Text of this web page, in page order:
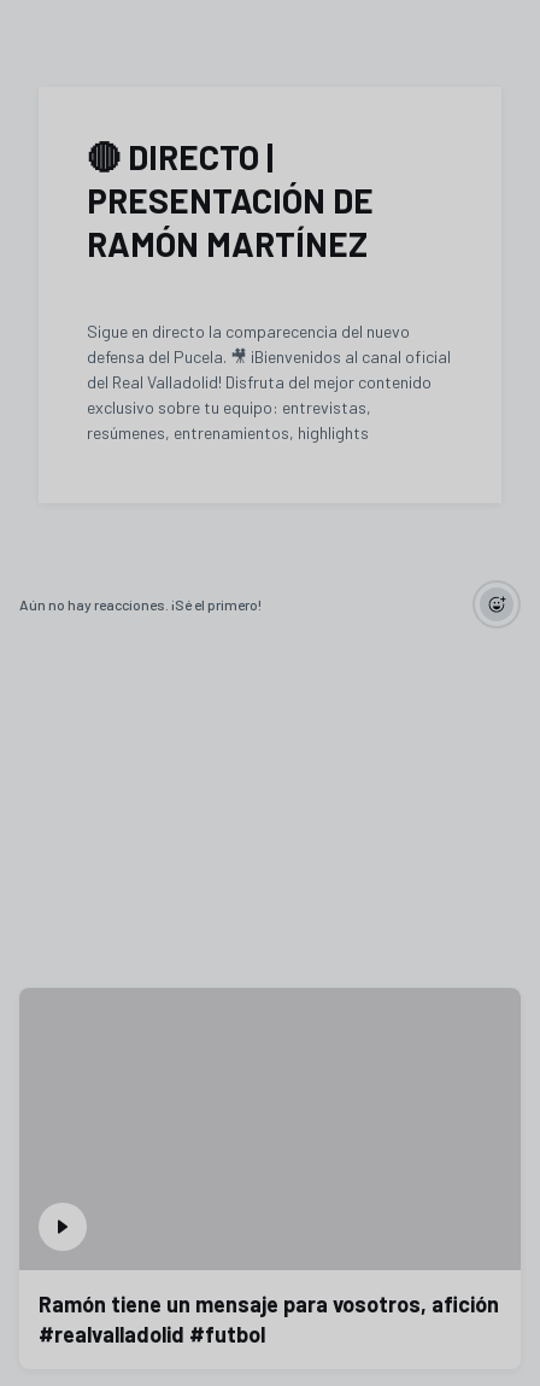
🔴 DIRECTO |
PRESENTACIÓN DE
RAMÓN MARTÍNEZ
Sigue en directo la comparecencia del nuevo
defensa del Pucela. 🎥 ¡Bienvenidos al canal oficial
del Real Valladolid! Disfruta del mejor contenido
exclusivo sobre tu equipo: entrevistas,
resúmenes, entrenamientos, highlights
Aún no hay reacciones. ¡Sé el primero!
Ramón tiene un mensaje para vosotros, afición
#realvalladolid #futbol